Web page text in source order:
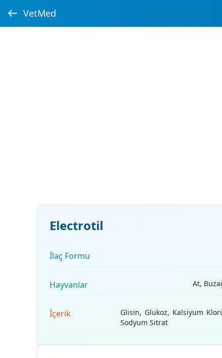
VetMed
Electrotil
İlaç Formu
Hayvanlar At,
İçerik
Glisin, Glukoz, Kalsiyum
Sodyum Sitrat